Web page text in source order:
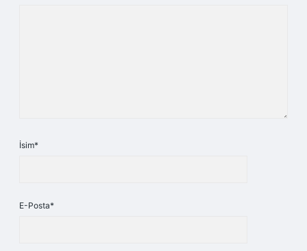
İsim*
E-Posta*